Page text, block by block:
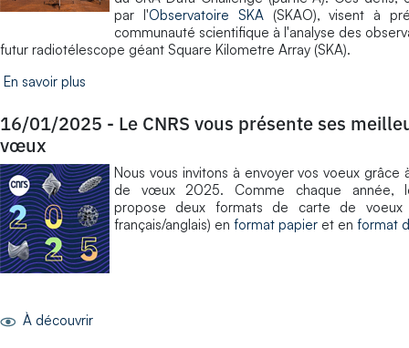
par l'Observatoire SKA(SKAO), visent à
communauté scientifique à l'analyse des
futur radiotélescope géant Square Kilometre Array (SKA).
En savoir plus
16/01/2025 - Le CNRS vous présente ses
vœux
Nous vous invitons à envoyer vos voeux grâce
de vœux 2025. Comme chaque année,
propose deux formats de carte de voeux
français/anglais) en format papier et en format
À découvrir